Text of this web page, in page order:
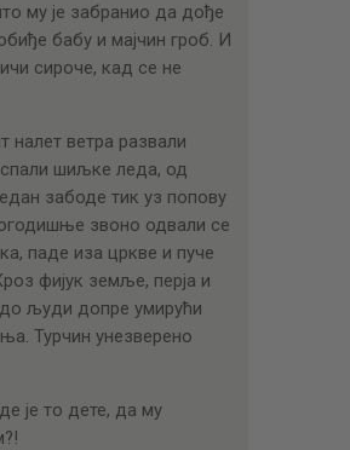
му је забранио да дође
бабу и мајчин гроб. И
сироче, кад се не
налет ветра развали
шиљке леда, од
забоде тик уз попову
звоно одвали се
паде иза цркве и пуче
фијук земље, перја и
људи допре умирући
Турчин унезверено
је то дете, да му